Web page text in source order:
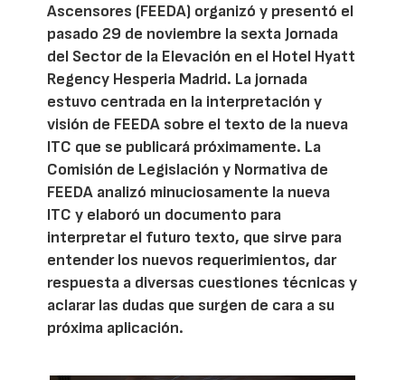
Ascensores (FEEDA) organizó y presentó el
pasado 29 de noviembre la sexta Jornada
del Sector de la Elevación en el Hotel Hyatt
Regency Hesperia Madrid. La jornada
estuvo centrada en la interpretación y
visión de FEEDA sobre el texto de la nueva
ITC que se publicará próximamente. La
Comisión de Legislación y Normativa de
FEEDA analizó minuciosamente la nueva
ITC y elaboró un documento para
interpretar el futuro texto, que sirve para
entender los nuevos requerimientos, dar
respuesta a diversas cuestiones técnicas y
aclarar las dudas que surgen de cara a su
próxima aplicación.